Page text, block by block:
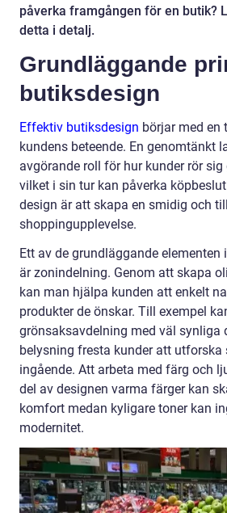
påverka framgången för en butik?
detta i detalj.
Grundläggande
butiksdesign
Effektiv butiksdesign börjar med en
kundens beteende. En genomtänkt
avgörande roll för hur kunder rör
vilket i sin tur kan påverka
design är att skapa en smidig och
shoppingupplevelse.
Ett av de grundläggande
är zonindelning. Genom att skapa
kan man hjälpa kunden att enkelt
produkter de önskar. Till exempel
grönsaksavdelning med väl synliga
belysning fresta kunder att utforska
ingående. Att arbeta med färg och
del av designen varma färger kan
komfort medan kyligare toner kan
modernitet.